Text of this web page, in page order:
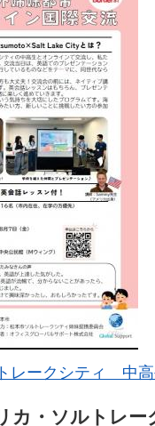
レークシティ 中
カ・ソルトレー